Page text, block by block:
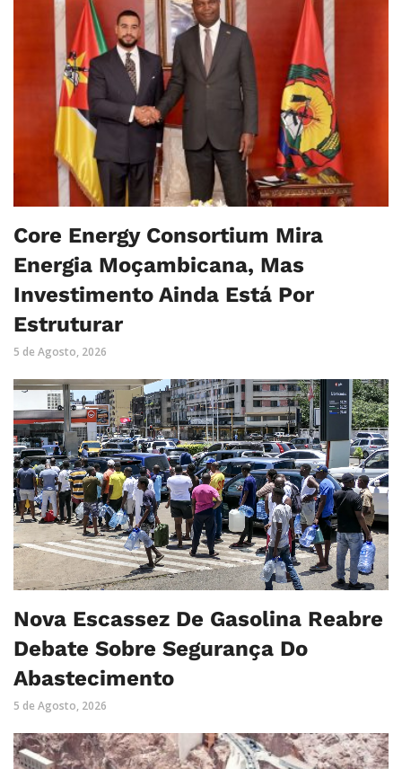
Core Energy Consortium Mira
Energia Moçambicana, Mas
Investimento Ainda Está Por
Estruturar
5 de Agosto, 2026
Nova Escassez De Gasolina Reabre
Debate Sobre Segurança Do
Abastecimento
5 de Agosto, 2026